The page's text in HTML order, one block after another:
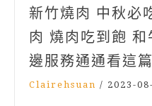
新竹燒肉 中秋必
肉 燒肉吃到飽
邊服務通通看這篇
Clairehsuan / 2023-